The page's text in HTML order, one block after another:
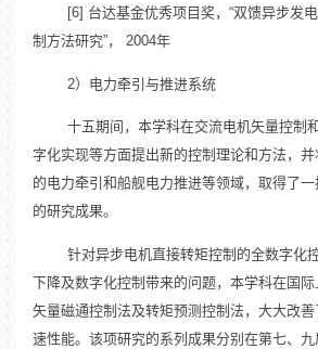
[6] 台达基金优秀项目奖，“双馈异步发
制方法研究”， 2004年
2）电力牵引与推进系统
十五期间，本学科在交流电机矢量控制
字化实现等方面提出新的控制理论和方法，
的电力牵引和船舰电力推进等领域，取得了
的研究成果。
针对异步电机直接转矩控制的全数字化
下降及数字化控制带来的问题，本学科在国
矢量磁通控制法及转矩预测控制法，大大改
速性能。该项研究的系列成果分别在第七、